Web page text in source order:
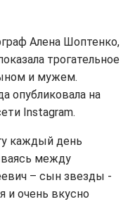
Алена Шоптенко,
трогательное
и мужем.
опубликовала на
Instagram.
каждый день
между
– сын звезды -
и очень вкусно